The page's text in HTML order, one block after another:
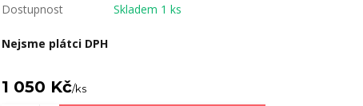
Dostupnost Skladem 1 ks
Nejsme plátci DPH
1 050 Kč/ks